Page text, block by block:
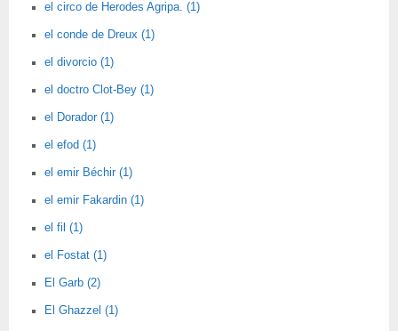
el circo de Herodes Agripa. (1)
el conde de Dreux (1)
el divorcio (1)
el doctro Clot-Bey (1)
el Dorador (1)
el efod (1)
el emir Béchir (1)
el emir Fakardin (1)
el fil (1)
el Fostat (1)
El Garb (2)
El Ghazzel (1)